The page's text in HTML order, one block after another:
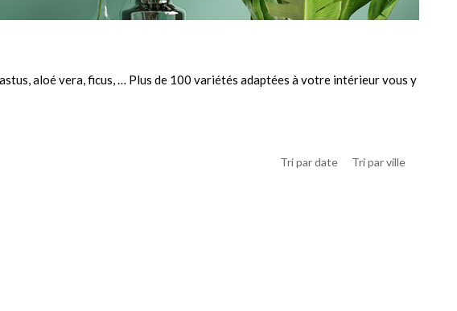
aloé vera, ficus, … Plus de 100 variétés adaptées à votre intérieur vous y
Tri par date Tri par ville